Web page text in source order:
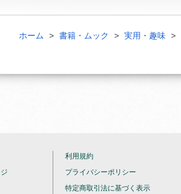
ホーム 書籍・ムック 実用・趣味
利用規約
プライバシーポリシー
特定商取引法に基づく表示